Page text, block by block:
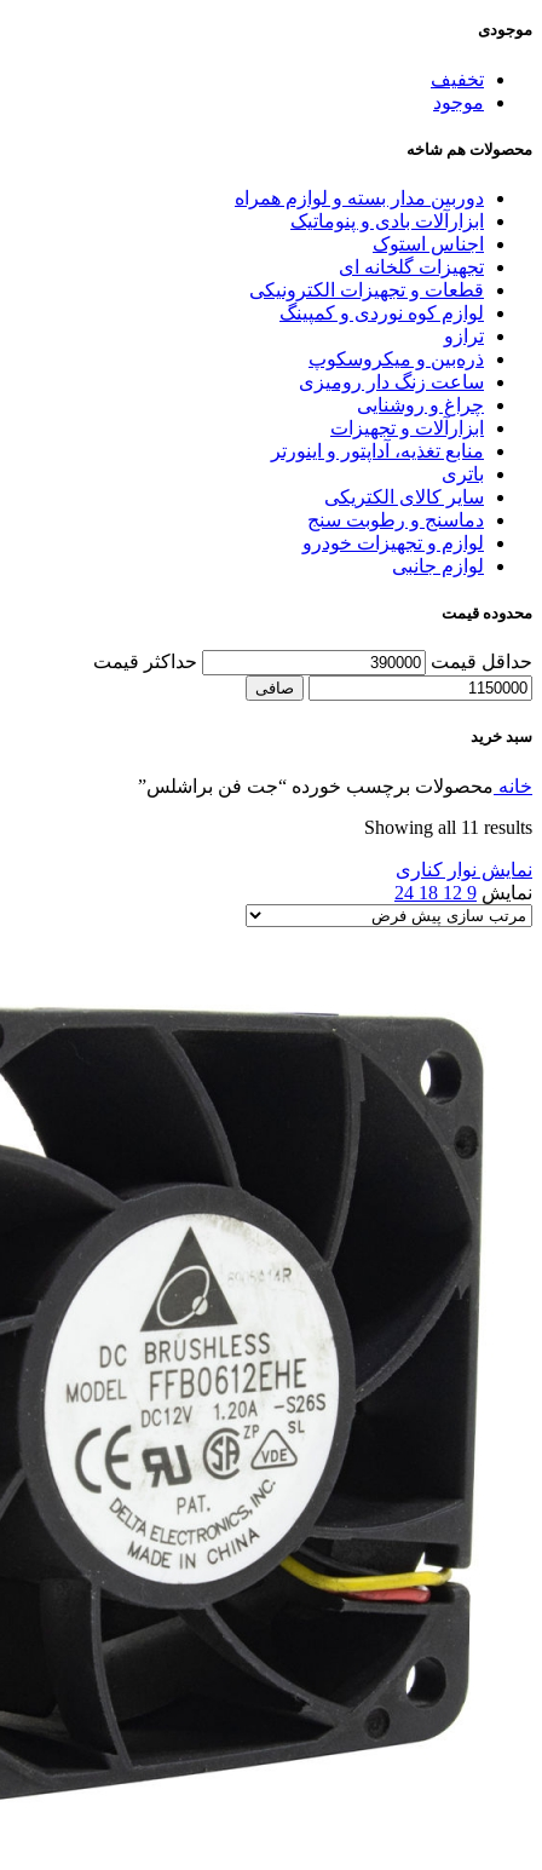
موجودی
تخفیف
موجود
محصولات هم شاخه
دوربین مدار بسته و لوازم همراه
ابزارآلات بادی و پنوماتیک
اجناس استوک
تجهیزات گلخانه ای
قطعات و تجهیزات الکترونیکی
لوازم کوه نوردی و کمپینگ
ترازو
ذره‌بین و میکروسکوپ
ساعت زنگ دار رومیزی
چراغ و روشنایی
ابزارآلات و تجهیزات
منابع تغذیه، آداپتور و اینورتر
باتری
سایر کالای الکتریکی
دماسنج و رطوبت سنج
لوازم و تجهیزات خودرو
لوازم جانبی
محدوده قیمت
حداقل قیمت حداكثر قيمت
صافی
سبد خرید
خانه محصولات برچسب خورده “جت فن براشلس”
Showing all 11 results
نمایش نوار کناری
نمایش 9
12
18
24